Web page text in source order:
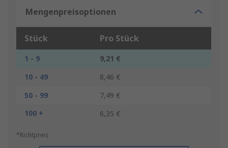
Mengenpreisoptionen
Stück Pro Stück
1 - 9
9,21 €
10 - 49
8,46 €
50 - 99
7,49 €
100 +
6,35 €
*Richtpreis